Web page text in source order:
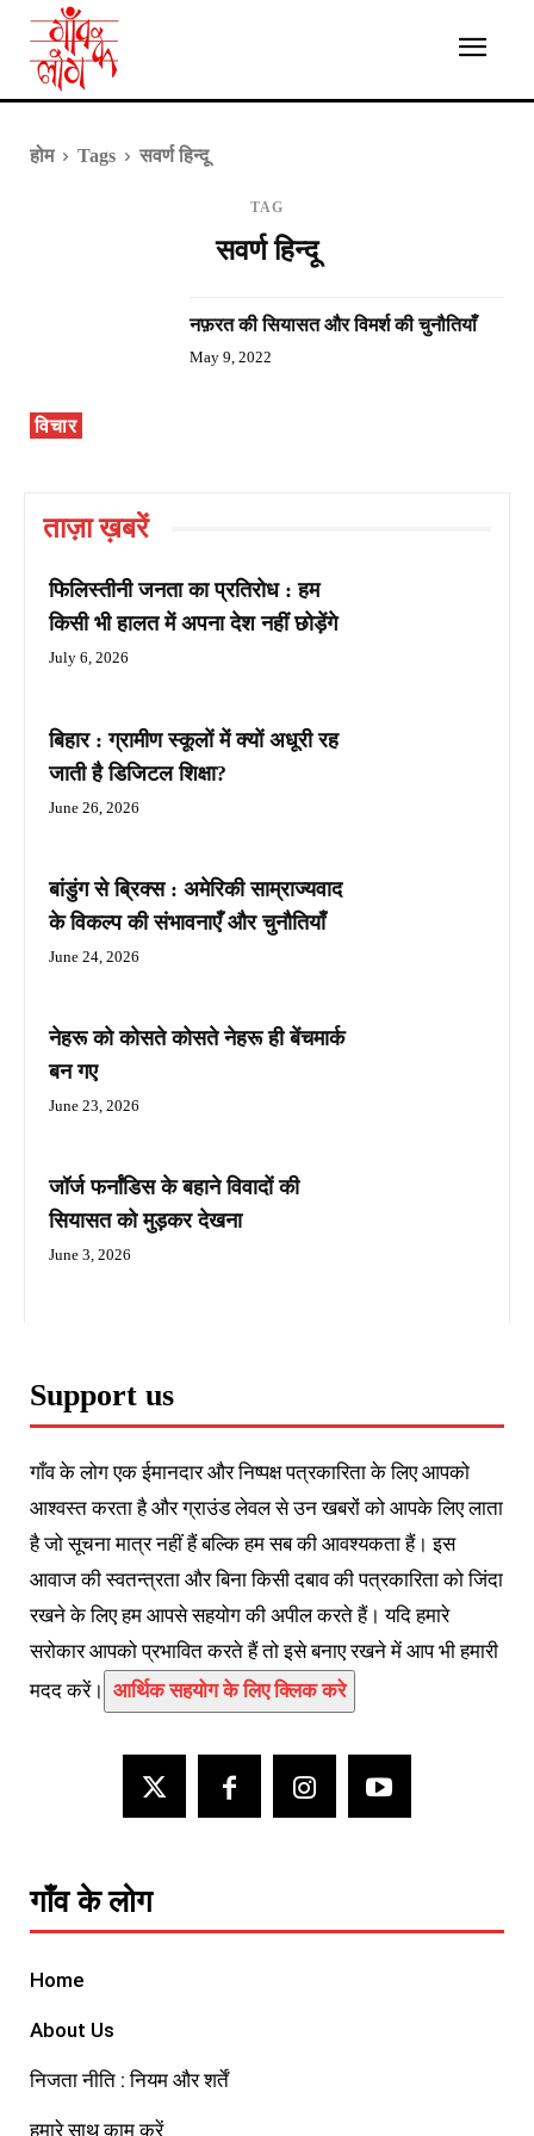
होम Tags सवर्ण हिन्दू
TAG
सवर्ण हिन्दू
विचार
नफ़रत की सियासत और विमर्श की चुनौतियाँ
May 9, 2022
ताज़ा ख़बरें
फिलिस्तीनी जनता का प्रतिरोध : हम
किसी भी हालत में अपना देश नहीं छोड़ेंगे
July 6, 2026
बिहार : ग्रामीण स्कूलों में क्यों अधूरी रह
जाती है डिजिटल शिक्षा?
June 26, 2026
बांडुंग से ब्रिक्स : अमेरिकी साम्राज्यवाद
के विकल्प की संभावनाएँ और चुनौतियाँ
June 24, 2026
नेहरू को कोसते कोसते नेहरू ही बेंचमार्क
बन गए
June 23, 2026
जॉर्ज फर्नांडिस के बहाने विवादों की
सियासत को मुड़कर देखना
June 3, 2026
Support us
गाँव के लोग एक ईमानदार और निष्पक्ष पत्रकारिता के लिए आपको
आश्वस्त करता है और ग्राउंड लेवल से उन खबरों को आपके लिए लाता
है जो सूचना मात्र नहीं हैं बल्कि हम सब की आवश्यकता हैं। इस
आवाज की स्वतन्त्रता और बिना किसी दबाव की पत्रकारिता को जिंदा
रखने के लिए हम आपसे सहयोग की अपील करते हैं। यदि हमारे
सरोकार आपको प्रभावित करते हैं तो इसे बनाए रखने में आप भी हमारी
मदद करें। आर्थिक सहयोग के लिए क्लिक करे
गाँव के लोग
Home
About Us
निजता नीति : नियम और शर्तें
हमारे साथ काम करें